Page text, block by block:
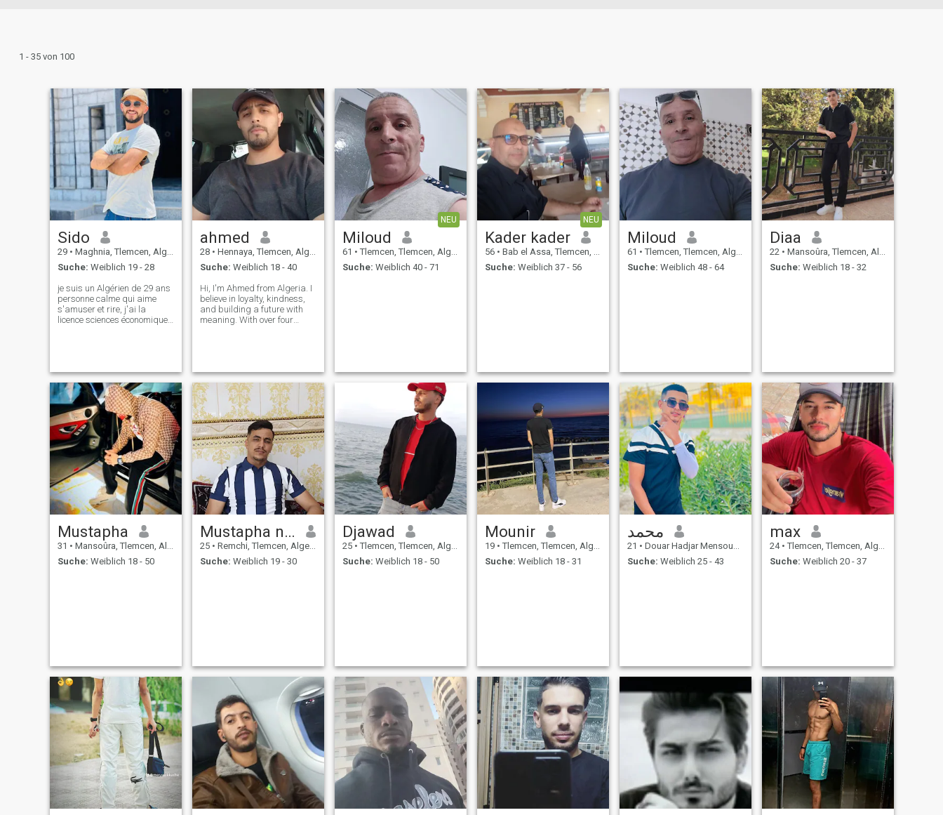
1 - 35 von 100
Sido
29 • Maghnia, Tlemcen, Algerien
Suche: Weiblich 19 - 28
je suis un Algérien de 29 ans
personne calme qui aime
s'amuser et rire, j'ai la
licence sciences économiques
des engins , plus des autres
profes
ahmed
28 • Hennaya, Tlemcen, Algerien
Suche: Weiblich 18 - 40
Hi, I'm Ahmed from Algeria. I
believe in loyalty, kindness,
and building a future with
meaning. With over four
carry into personal relationsh
NEU
Miloud
61 • Tlemcen, Tlemcen, Algerien
Suche: Weiblich 40 - 71
NEU
Kader kader
56 • Bab el Assa, Tlemcen, Algerien
Suche: Weiblich 37 - 56
Miloud
61 • Tlemcen, Tlemcen, Algerien
Suche: Weiblich 48 - 64
Diaa
22 • Mansoûra, Tlemcen, Algerien
Suche: Weiblich 18 - 32
Mustapha
31 • Mansoûra, Tlemcen, Algerien
Suche: Weiblich 18 - 50
Mustapha nabile
25 • Remchi, Tlemcen, Algerien
Suche: Weiblich 19 - 30
Djawad
25 • Tlemcen, Tlemcen, Algerien
Suche: Weiblich 18 - 50
Mounir
19 • Tlemcen, Tlemcen, Algerien
Suche: Weiblich 18 - 31
محمد
21 • Douar Hadjar Mensouk, Tlemcen, Algerien
Suche: Weiblich 25 - 43
max
24 • Tlemcen, Tlemcen, Algerien
Suche: Weiblich 20 - 37